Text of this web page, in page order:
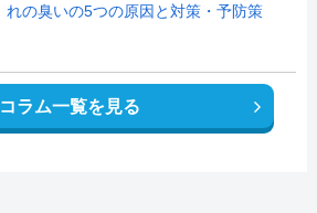
れの臭いの5つの原因と対策・予防策
コラム一覧を見る